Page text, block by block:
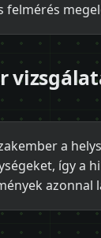
felmérés
a
így a
azonnal